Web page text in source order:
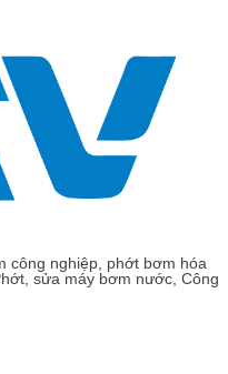
công nghiệp, phớt bơm hóa
sửa máy bơm nước, Công